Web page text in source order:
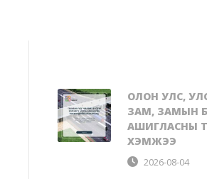
ОЛОН УЛС,
ЗАМ, ЗАМЫН
АШИГЛАСНЫ
ХЭМЖЭЭ
2026-08-04